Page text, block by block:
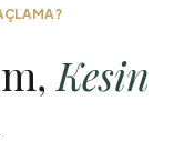
Kesin